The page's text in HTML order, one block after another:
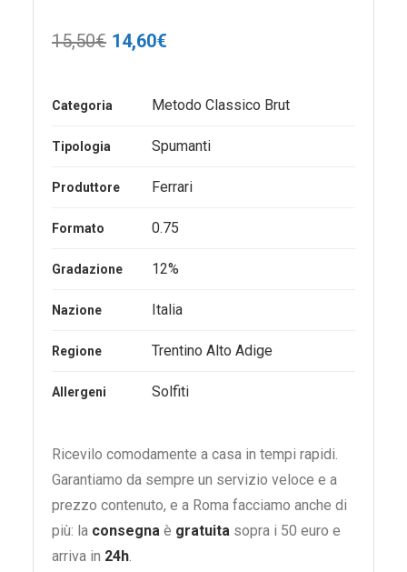
15,50€ Il
era:
15,50€.
14,60€
è:
14,60€.
Categoria Metodo Classico Brut
Tipologia Spumanti
Produttore Ferrari
Formato 0.75
Gradazione 12%
Nazione Italia
Regione Trentino Alto Adige
Allergeni Solfiti
Ricevilo comodamente a casa in tempi rapidi.
Garantiamo da sempre un servizio veloce e a
prezzo contenuto, e a Roma facciamo anche di
più: la consegna è gratuita sopra i 50 euro e
arriva in 24h.